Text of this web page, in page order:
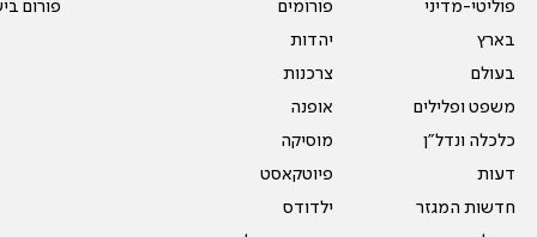
פוליטי-מדיני
בארץ
בעולם
משפט ופלילים
כלכלה ונדל"ן
דעות
חדשות המגזר
פורומים
יהדות
צרכנות
אופנה
מוסיקה
פיוטקאסט
ילדודס
פורום